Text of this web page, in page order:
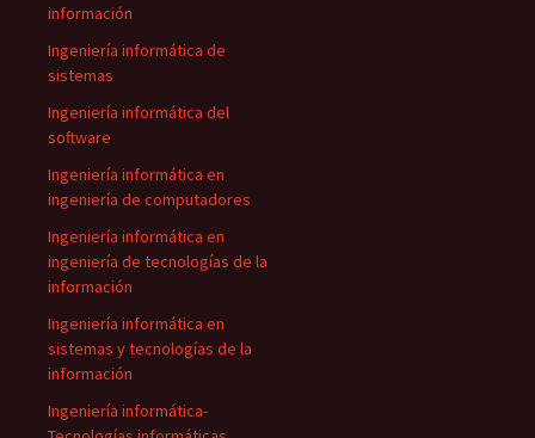
información
Ingeniería informática de
sistemas
Ingeniería informática del
software
Ingeniería informática en
ingeniería de computadores
Ingeniería informática en
ingeniería de tecnologías de la
información
Ingeniería informática en
sistemas y tecnologías de la
información
Ingeniería informática-